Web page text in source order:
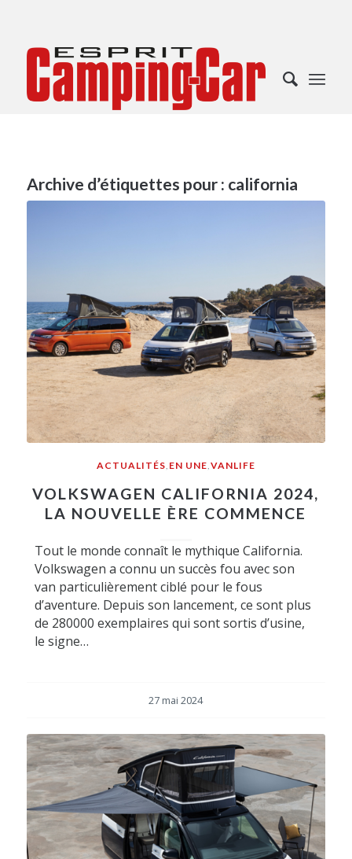
Archive d’étiquettes pour : california
ACTUALITÉS EN UNE VANLIFE
VOLKSWAGEN CALIFORNIA 2024,
LA NOUVELLE ÈRE COMMENCE
Tout le monde connaît le mythique California.
Volkswagen a connu un succès fou avec son
van particulièrement ciblé pour le fous
d’aventure. Depuis son lancement, ce sont plus
de 280000 exemplaires qui sont sortis d’usine,
le signe…
27 mai 2024